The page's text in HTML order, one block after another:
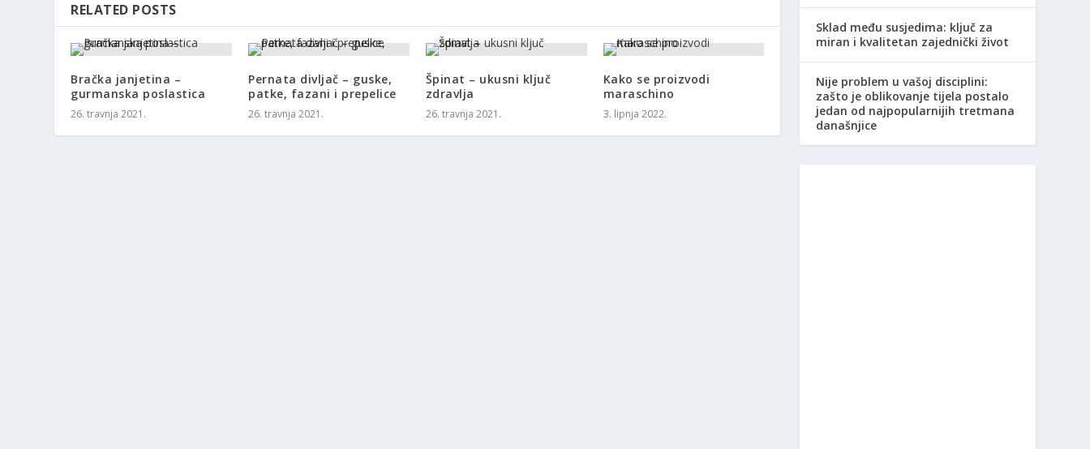
RELATED POSTS
Bračka janjetina –
gurmanska poslastica
26. travnja 2021.
Pernata divljač – guske,
patke, fazani i prepelice
26. travnja 2021.
Špinat – ukusni ključ
zdravlja
26. travnja 2021.
Kako se proizvodi
maraschino
3. lipnja 2022.
Sklad među susjedima: ključ za
miran i kvalitetan zajednički život
Nije problem u vašoj disciplini:
zašto je oblikovanje tijela postalo
jedan od najpopularnijih tretmana
današnjice